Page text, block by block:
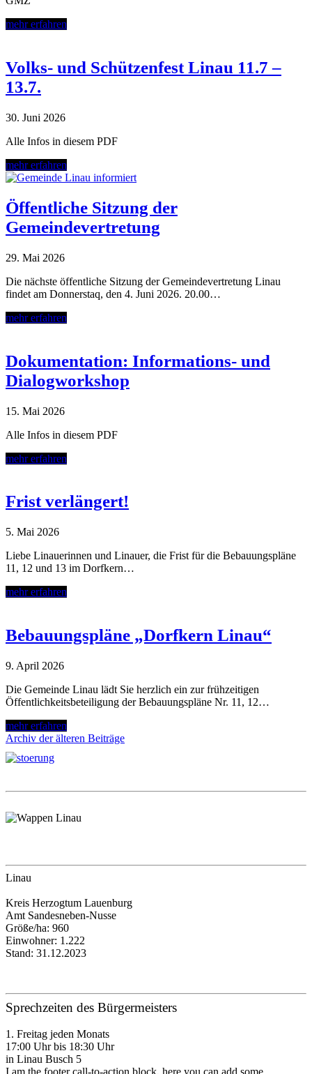
mehr erfahren
Volks- und Schützenfest Linau 11.7 –
13.7.
30. Juni 2026
Alle Infos in diesem PDF
mehr erfahren
Öffentliche Sitzung der
Gemeindevertretung
29. Mai 2026
Die nächste öffentliche Sitzung der Gemeindevertretung Linau
findet am Donnerstaq, den 4. Juni 2026. 20.00…
mehr erfahren
Dokumentation: Informations- und
Dialogworkshop
15. Mai 2026
Alle Infos in diesem PDF
mehr erfahren
Frist verlängert!
5. Mai 2026
Liebe Linauerinnen und Linauer, die Frist für die Bebauungspläne
11, 12 und 13 im Dorfkern…
mehr erfahren
Bebauungspläne „Dorfkern Linau“
9. April 2026
Die Gemeinde Linau lädt Sie herzlich ein zur frühzeitigen
Öffentlichkeitsbeteiligung der Bebauungspläne Nr. 11, 12…
mehr erfahren
Archiv der älteren Beiträge
Linau
Kreis Herzogtum Lauenburg
Amt Sandesneben-Nusse
Größe/ha: 960
Einwohner: 1.222
Stand: 31.12.2023
Sprechzeiten des Bürgermeisters
1. Freitag jeden Monats
17:00 Uhr bis 18:30 Uhr
in Linau Busch 5
I am the footer call-to-action block, here you can add some